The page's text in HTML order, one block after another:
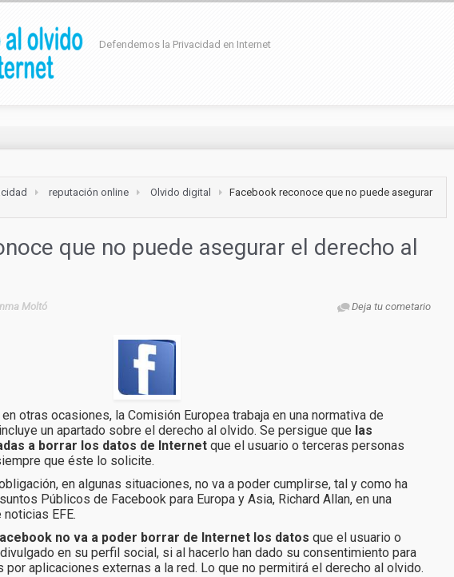
Defendemos la Privacidad en Internet
reputación online Olvido digital
Facebook reconoce que no puede asegurar
que no puede asegurar el derecho al
Deja tu cometario
Moltó
otras ocasiones, la Comisión Europea trabaja en una normativa de
un apartado sobre el derecho al olvido. Se persigue que las
a borrar los datos de Internet que el usuario o terceras personas
que éste lo solicite.
en algunas situaciones, no va a poder cumplirse, tal y como ha
Públicos de Facebook para Europa y Asia, Richard Allan, en una
EFE.
no va a poder borrar de Internet los datos que el usuario o
en su perfil social, si al hacerlo han dado su consentimiento para
aplicaciones externas a la red. Lo que no permitirá el derecho al olvido.